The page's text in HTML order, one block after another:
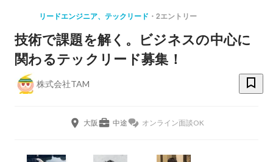
リードエンジニア、テックリード 2エントリー
技術で課題を解く。ビジネスの中心に
関わるテックリード募集！
株式会社TAM
大阪 中途 オンライン面談OK